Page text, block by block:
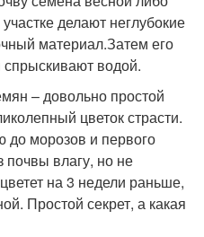
делают неглубокие
материал.Затем его
спрыскивают водой.
– довольно простой
цветок страсти.
до морозов и первого
почвы влагу, но не
на 3 недели раньше,
Простой секрет, а какая